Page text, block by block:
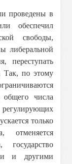
проведены в
обеспечил
свободы,
либеральной
переступать
Так, по этому
числа
только
отменяется
и другими